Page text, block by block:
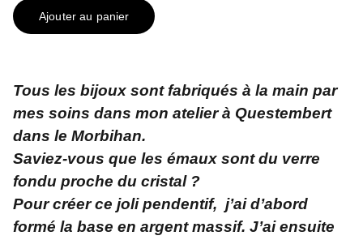
Ajouter au panier
Tous les bijoux sont fabriqués à la main par
mes soins dans mon atelier à Questembert
dans le Morbihan.
Saviez-vous que les émaux sont du verre
fondu proche du cristal ?
Pour créer ce joli pendentif, j’ai d’abord
formé la base en argent massif. J’ai ensuite